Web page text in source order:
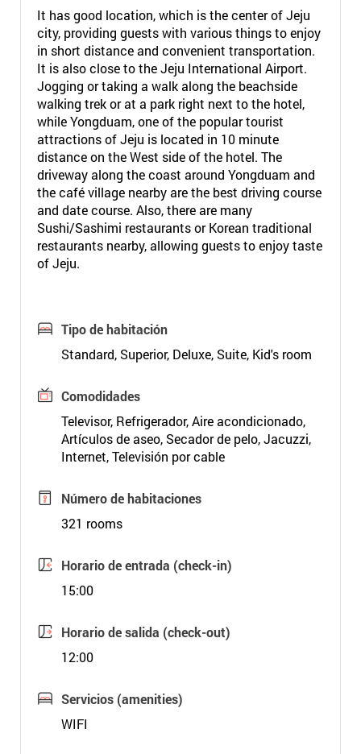
It has good location, which is the center of Jeju
city, providing guests with various things to enjoy
in short distance and convenient transportation.
It is also close to the Jeju International Airport.
Jogging or taking a walk along the beachside
walking trek or at a park right next to the hotel,
while Yongduam, one of the popular tourist
attractions of Jeju is located in 10 minute
distance on the West side of the hotel. The
driveway along the coast around Yongduam and
the café village nearby are the best driving course
and date course. Also, there are many
Sushi/Sashimi restaurants or Korean traditional
restaurants nearby, allowing guests to enjoy taste
of Jeju.
Tipo de habitación
Standard, Superior, Deluxe, Suite, Kid's room
Comodidades
Televisor, Refrigerador, Aire acondicionado,
Artículos de aseo, Secador de pelo, Jacuzzi,
Internet, Televisión por cable
Número de habitaciones
321 rooms
Horario de entrada (check-in)
15:00
Horario de salida (check-out)
12:00
Servicios (amenities)
WIFI